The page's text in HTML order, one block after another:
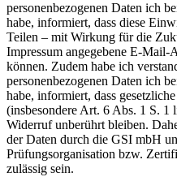
personenbezogenen Daten ich
habe, informiert, dass diese
Teilen – mit Wirkung für die
Impressum angegebene E-Mail-
können. Zudem habe ich
personenbezogenen Daten ich
habe, informiert, dass
(insbesondere Art. 6 Abs. 1 S.
Widerruf unberührt bleiben.
der Daten durch die GSI mbH
Prüfungsorganisation bzw.
zulässig sein.